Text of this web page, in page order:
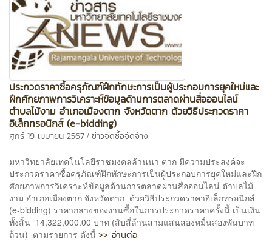
ประกวดราคาซื้อครุภัณฑ์ฝึกทักษะการเป็นผู้ประกอบการยุคใหม่และ
ฝึกศักยภาพการวิเคราะห์ข้อมูลด้านการตลาดผ่านสื่อออนไลน์
ตำบลไม้งาม อำเภอเมืองตาก จังหวัดตาก ด้วยวิธีประกวดราคา
อิเล็กทรอนิกส์ (e-bidding)
ศุกร์ 19 เมษายน 2567 / ข่าวจัดซื้อจัดจ้าง
มหาวิทยาลัยเทคโนโลยีราชมงคลล้านนา ตาก มีความประสงค์จะ
ประกวดราคาซื้อครุภัณฑ์ฝึกทักษะการเป็นผู้ประกอบการยุคใหม่และฝึก
ศักยภาพการวิเคราะห์ข้อมูลด้านการตลาดผ่านสื่อออนไลน์ ตำบลไม้
งาม อำเภอเมืองตาก จังหวัดตาก ด้วยวิธีประกวดราคาอิเล็กทรอนิกส์
(e-bidding) ราคากลางของงานซื้อในการประกวดราคาครั้งนี้ เป็นเงิน
ทั้งสิ้น 14,322,000.00 บาท (สิบสี่ล้านสามแสนสองหมื่นสองพันบาท
ถ้วน) ตามรายการ ดังนี้ >> อ่านต่อ